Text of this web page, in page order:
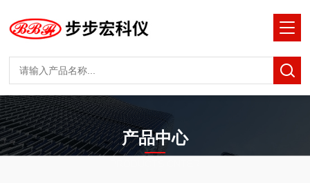
产品中心